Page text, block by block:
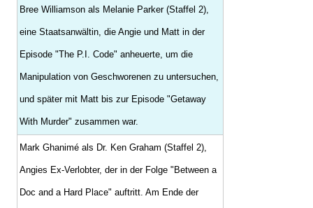
Bree Williamson als Melanie Parker (Staffel 2),
eine Staatsanwältin, die Angie und Matt in der
Episode "The P.I. Code" anheuerte, um die
Manipulation von Geschworenen zu untersuchen,
und später mit Matt bis zur Episode "Getaway
With Murder" zusammen war.
Mark Ghanimé als Dr. Ken Graham (Staffel 2),
Angies Ex-Verlobter, der in der Folge "Between a
Doc and a Hard Place" auftritt. Am Ende der